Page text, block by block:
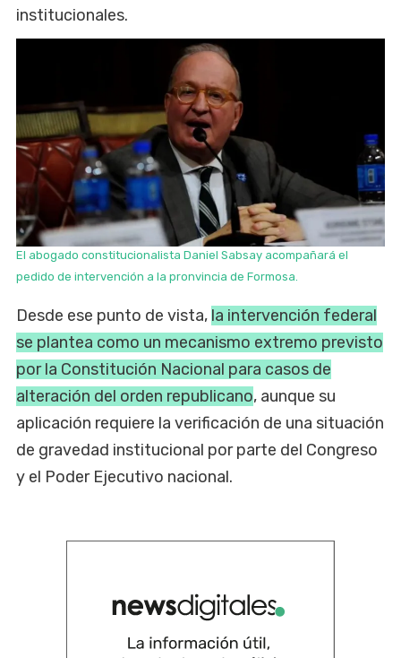
institucionales.
El abogado constitucionalista Daniel Sabsay acompañará el
pedido de intervención a la pronvincia de Formosa.
Desde ese punto de vista, la intervención federal
se plantea como un mecanismo extremo previsto
por la Constitución Nacional para casos de
alteración del orden republicano, aunque su
aplicación requiere la verificación de una situación
de gravedad institucional por parte del Congreso
y el Poder Ejecutivo nacional.